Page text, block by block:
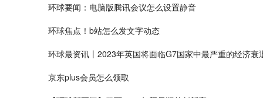
环球要闻：电脑版腾讯会议怎么设置静音
环球焦点！b站怎么发文字动态
环球最资讯丨2023年英国将面临G7国家中最严重的经济衰
京东plus会员怎么领取